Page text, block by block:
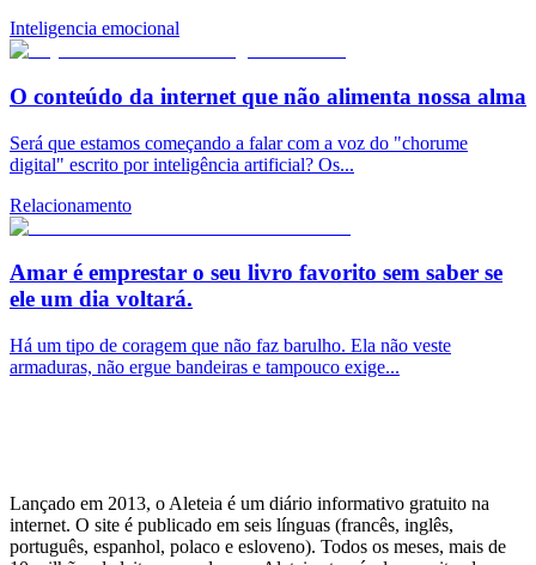
Inteligencia emocional
O conteúdo da internet que não alimenta nossa alma
Será que estamos começando a falar com a voz do "chorume
digital" escrito por inteligência artificial? Os...
Relacionamento
Amar é emprestar o seu livro favorito sem saber se
ele um dia voltará.
Há um tipo de coragem que não faz barulho. Ela não veste
armaduras, não ergue bandeiras e tampouco exige...
Lançado em 2013, o Aleteia é um diário informativo gratuito na
internet. O site é publicado em seis línguas (francês, inglês,
português, espanhol, polaco e esloveno). Todos os meses, mais de